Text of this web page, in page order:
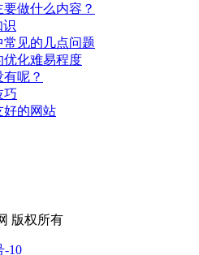
做什么内容？
识
见的几点问题
优化难易程度
呢？
巧
好的网站
版权所有
-10